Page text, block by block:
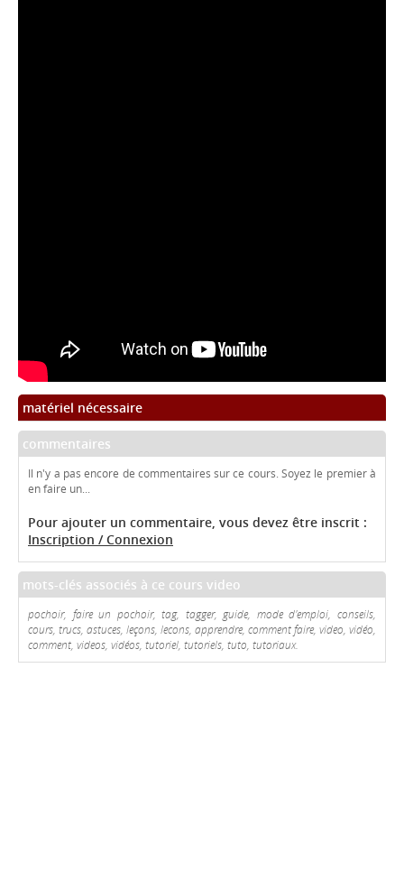
matériel nécessaire
commentaires
Il n'y a pas encore de commentaires sur ce cours. Soyez le premier à
en faire un...
Pour ajouter un commentaire, vous devez être inscrit :
Inscription / Connexion
mots-clés associés à ce cours video
pochoir, faire un pochoir, tag, tagger, guide, mode d'emploi, conseils,
cours, trucs, astuces, leçons, lecons, apprendre, comment faire, video, vidéo,
comment, videos, vidéos, tutoriel, tutoriels, tuto, tutoriaux.